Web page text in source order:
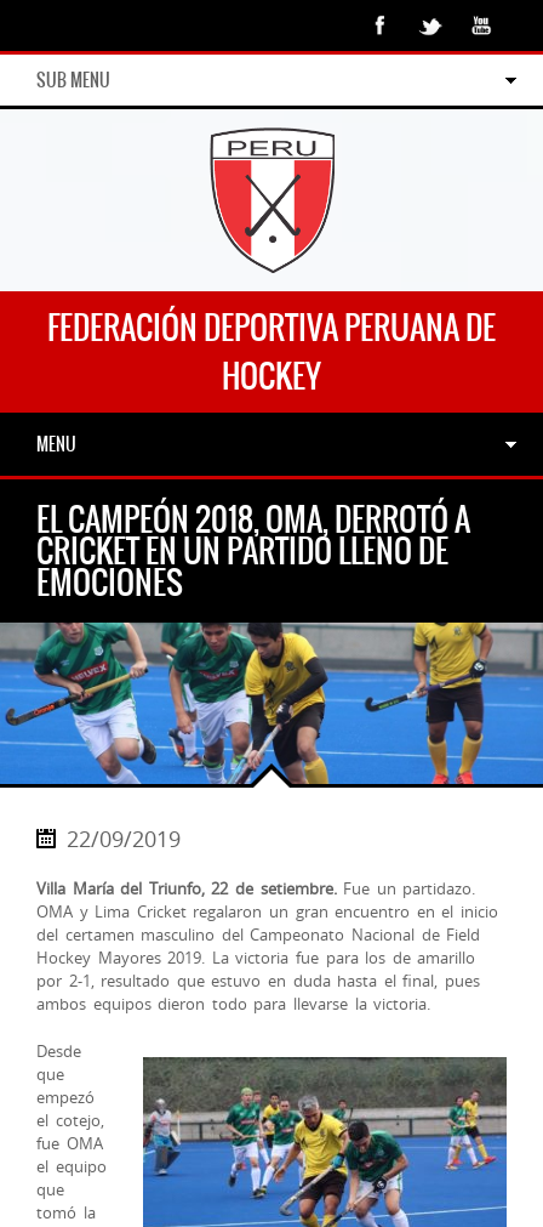
SUB MENU
FEDERACIÓN DEPORTIVA PERUANA DE
HOCKEY
MENU
EL CAMPEÓN 2018, OMA, DERROTÓ A
CRICKET EN UN PARTIDO LLENO DE
EMOCIONES
22/09/2019
Villa María del Triunfo, 22 de setiembre.Fue un partidazo.
OMA y Lima Cricket regalaron un gran encuentro en el inicio
del certamen masculino del Campeonato Nacional de Field
Hockey Mayores 2019. La victoria fue para los de amarillo
por 2-1, resultado que estuvo en duda hasta el final, pues
ambos equipos dieron todo para llevarse la victoria.
Desde
que
empezó
el cotejo,
fue OMA
el equipo
que
tomó la